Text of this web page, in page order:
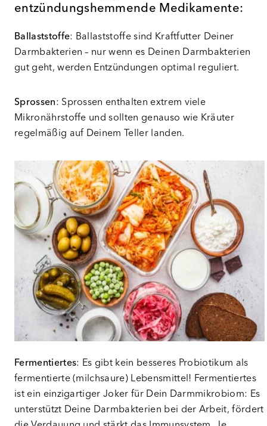
entzündungshemmende Medikamente:
Ballaststoffe: Ballaststoffe sind Kraftfutter Deiner
Darmbakterien – nur wenn es Deinen Darmbakterien
gut geht, werden Entzündungen optimal reguliert.
Sprossen: Sprossen enthalten extrem viele
Mikronährstoffe und sollten genauso wie Kräuter
regelmäßig auf Deinem Teller landen.
Fermentiertes: Es gibt kein besseres Probiotikum als
fermentierte (milchsaure) Lebensmittel! Fermentiertes
ist ein einzigartiger Joker für Dein Darmmikrobiom: Es
unterstützt Deine Darmbakterien bei der Arbeit, fördert